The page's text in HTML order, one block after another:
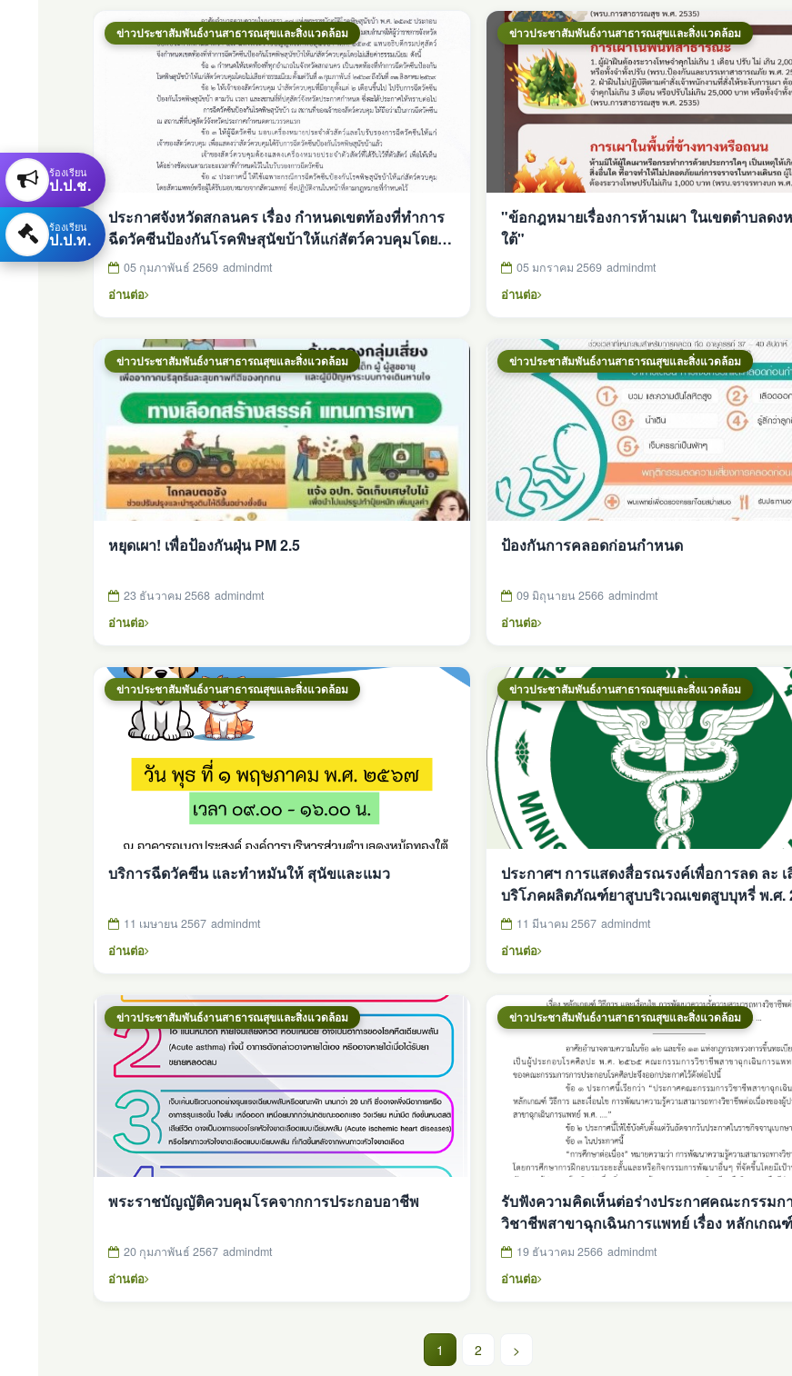
ข่าวประชาสัมพันธ์งานสาธารณสุขและสิ่งแวดล้อม
ประกาศจังหวัดสกลนคร เรื่อง กำหนดเขตท้องที่ทำการ
ฉีดวัคซีนป้องกันโรคพิษสุนัขบ้าให้แก่สัตว์ควบคุมโดยไม่
เสียค่าธรรมเนียม
05 กุมภาพันธ์ 2569 admindmt
อ่านต่อ
ข่าวประชาสัมพันธ์งานสาธารณสุขและสิ่งแวดล้อม
"ข้อกฎหมายเรื่องการห้ามเผา ในเขตตำบลดง
ใต้"
05 มกราคม 2569 admindmt
อ่านต่อ
ข่าวประชาสัมพันธ์งานสาธารณสุขและสิ่งแวดล้อม
หยุดเผา! เพื่อป้องกันฝุ่น PM 2.5
23 ธันวาคม 2568 admindmt
อ่านต่อ
ข่าวประชาสัมพันธ์งานสาธารณสุขและสิ่งแวดล้อม
ป้องกันการคลอดก่อนกำหนด
09 มิถุนายน 2566 admindmt
อ่านต่อ
ข่าวประชาสัมพันธ์งานสาธารณสุขและสิ่งแวดล้อม
บริการฉีดวัคซีน และทำหมันให้ สุนัขและแมว
11 เมษายน 2567 admindmt
อ่านต่อ
ข่าวประชาสัมพันธ์งานสาธารณสุขและสิ่งแวดล้อม
ประกาศฯ การแสดงสื่อรณรงค์เพื่อการลด ละ เ
บริโภคผลิตภัณฑ์ยาสูบบริเวณเขตสูบบุหรี่ พ.ศ.
11 มีนาคม 2567 admindmt
อ่านต่อ
ข่าวประชาสัมพันธ์งานสาธารณสุขและสิ่งแวดล้อม
พระราชบัญญัติควบคุมโรคจากการประกอบอาชีพ
20 กุมภาพันธ์ 2567 admindmt
อ่านต่อ
ข่าวประชาสัมพันธ์งานสาธารณสุขและสิ่งแวดล้อม
รับฟังความคิดเห็นต่อร่างประกาศคณะกรรมก
วิชาชีพสาขาฉุกเฉินการแพทย์ เรื่อง หลักเกณ
และเงื่อนไข การพัฒนาความรู้ความสามารถทา
การแพทย์ ฯ
19 ธันวาคม 2566 admindmt
อ่านต่อ
1 (current)
2 >
ร้องเรียน
ป.ป.ช.
ร้องเรียน
ป.ป.ท.